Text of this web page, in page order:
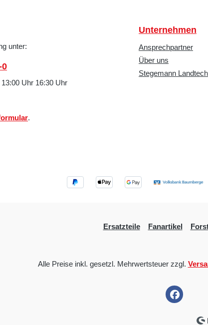
unter:
0
Uhr 16:30 Uhr
.
Unternehmen
Ansprechpartner
Über uns
Stegemann
Ersatzteile Fanartikel
Alle Preise inkl. gesetzl. Mehrwertsteuer zzgl.